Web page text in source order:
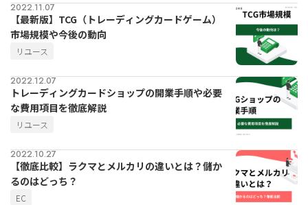
2022.11.07
【最新版】TCG（トレーディングカードゲーム）
市場規模や今後の動向
リユース
2022.12.07
トレーディングカードショップの開業手順や必要
な費用項目を徹底解説
リユース
2022.10.27
【徹底比較】ラクマとメルカリの違いとは？儲か
るのはどっち？
EC